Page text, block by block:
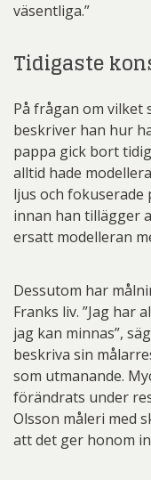
väsentliga.”
Tidigaste
På frågan om vilket
beskriver han hur
pappa gick bort
alltid hade
ljus och fokuserade
innan han tillägger
ersatt modelleran
Dessutom har
Franks liv. ”Jag har
jag kan minnas”,
beskriva sin
som utmanande.
förändrats under
Olsson måleri med
att det ger honom